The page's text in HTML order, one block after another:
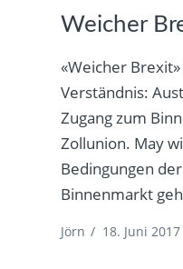
Weicher
«Weicher
Verständnis:
Zugang zum
Zollunion. May
Bedingungen
Binnenmarkt
Jörn / 18. Juni 2017